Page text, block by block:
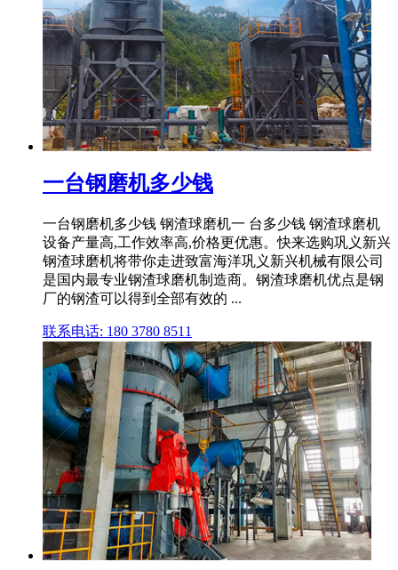
一台钢磨机多少钱
一台钢磨机多少钱 钢渣球磨机一 台多少钱 钢渣球磨机
设备产量高,工作效率高,价格更优惠。快来选购巩义新兴
钢渣球磨机将带你走进致富海洋巩义新兴机械有限公司
是国内最专业钢渣球磨机制造商。钢渣球磨机优点是钢
厂的钢渣可以得到全部有效的 ...
联系电话: 180 3780 8511